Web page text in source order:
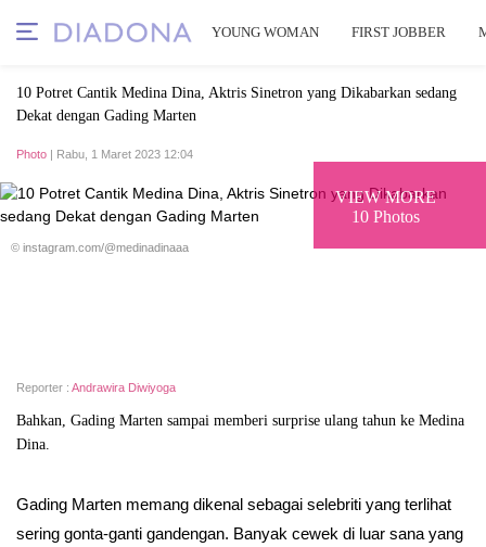
YOUNG WOMAN FIRST JOBBER
10 Potret Cantik Medina Dina, Aktris Sinetron yang Dikabarkan sedang
Dekat dengan Gading Marten
Photo | Rabu, 1 Maret 2023 12:04
VIEW MORE
10 Photos
© instagram.com/@medinadinaaa
Reporter : Andrawira Diwiyoga
Bahkan, Gading Marten sampai memberi surprise ulang tahun ke Medina
Dina.
Gading Marten memang dikenal sebagai selebriti yang terlihat
sering gonta-ganti gandengan. Banyak cewek di luar sana yang